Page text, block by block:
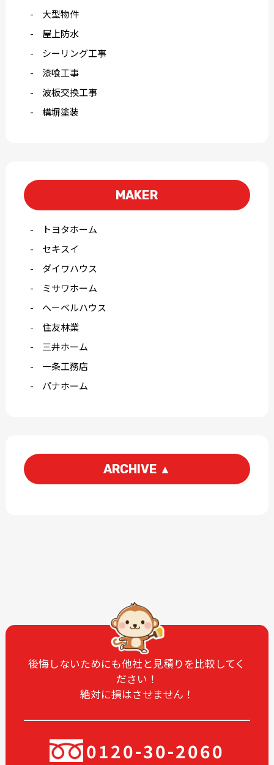
大型物件
屋上防水
シーリング工事
漆喰工事
波板交換工事
構塀塗装
MAKER
トヨタホーム
セキスイ
ダイワハウス
ミサワホーム
へーベルハウス
住友林業
三井ホーム
一条工務店
パナホーム
ARCHIVE ▲
2025-02
2025-01
2024-12
2024-08
2024-07
2024-06
2024-05
2024-02
2024-01
後悔しないためにも他社と見積りを比較してく
ださい！
絶対に損はさせません！
0120-30-2060